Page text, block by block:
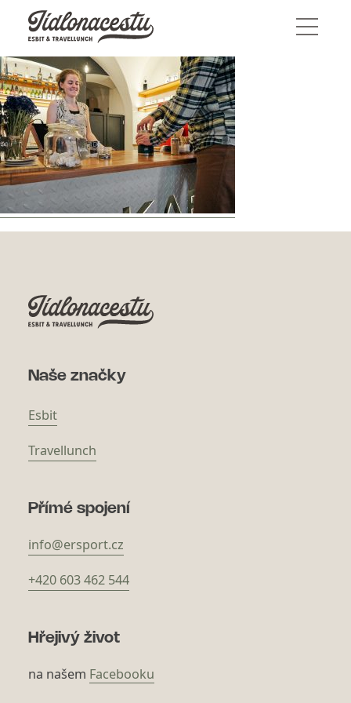
Naše značky
Esbit
Travellunch
Přímé spojení
info@ersport.cz
+420 603 462 544
Hřejivý život
na našem Facebooku